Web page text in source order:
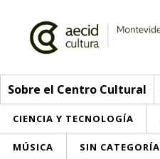
Sobre el Centro Cultural
CIENCIA Y TECNOLOGÍA
MÚSICA SIN CATEGORÍA